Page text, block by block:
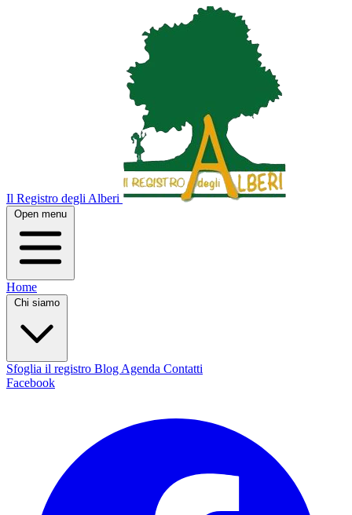
Il Registro degli Alberi
Open menu
Home
Chi siamo
Sfoglia il registro Blog Agenda Contatti
Facebook